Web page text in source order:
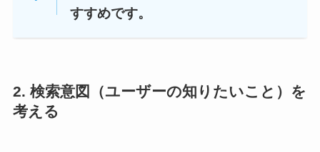
すすめです。
2. 検索意図（ユーザーの知りたいこと）を
考える